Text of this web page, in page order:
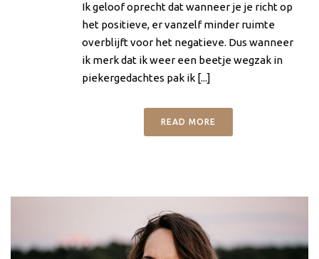
Ik geloof oprecht dat wanneer je je richt op
het positieve, er vanzelf minder ruimte
overblijft voor het negatieve. Dus wanneer
ik merk dat ik weer een beetje wegzak in
piekergedachtes pak ik [...]
READ MORE